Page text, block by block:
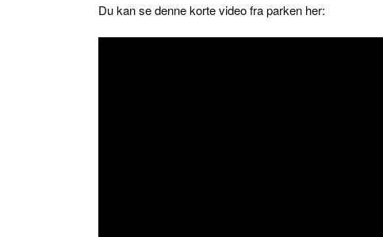
Du kan se denne korte video fra parken her: